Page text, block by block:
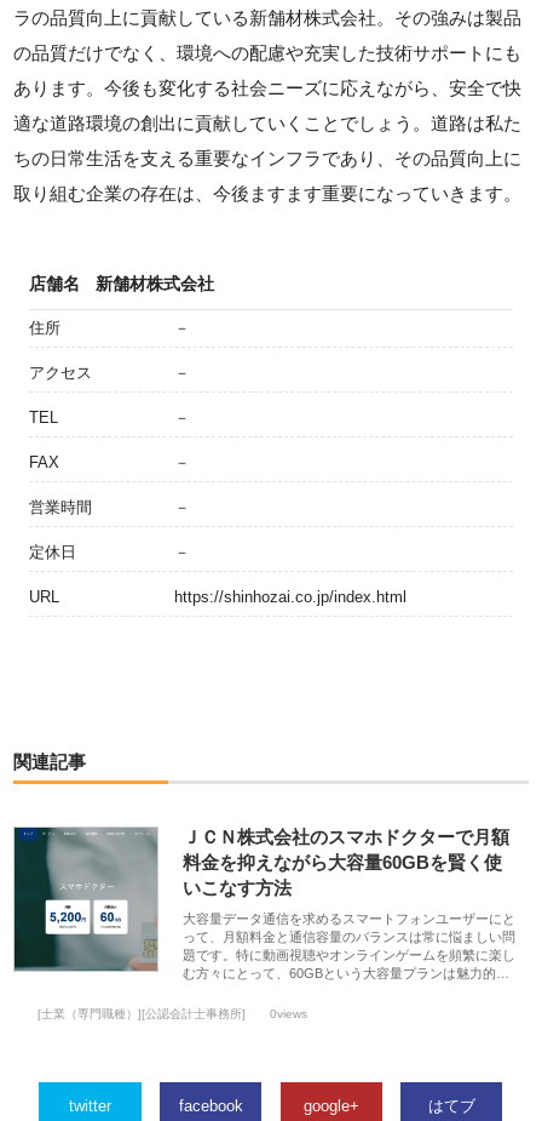
ラの品質向上に貢献している新舗材株式会社。その強みは製品
の品質だけでなく、環境への配慮や充実した技術サポートにも
あります。今後も変化する社会ニーズに応えながら、安全で快
適な道路環境の創出に貢献していくことでしょう。道路は私た
ちの日常生活を支える重要なインフラであり、その品質向上に
取り組む企業の存在は、今後ますます重要になっていきます。
店舗名 新舗材株式会社
住所 －
アクセス －
TEL －
FAX －
営業時間 －
定休日 －
URL https://shinhozai.co.jp/index.html
関連記事
ＪＣＮ株式会社のスマホドクターで月額
料金を抑えながら大容量60GBを賢く使
いこなす方法
大容量データ通信を求めるスマートフォンユーザーにと
って、月額料金と通信容量のバランスは常に悩ましい問
題です。特に動画視聴やオンラインゲームを頻繁に楽し
む方々にとって、60GBという大容量プランは魅力的…
[士業（専門職種）][公認会計士事務所] 0views
twitter facebook google+ はてブ